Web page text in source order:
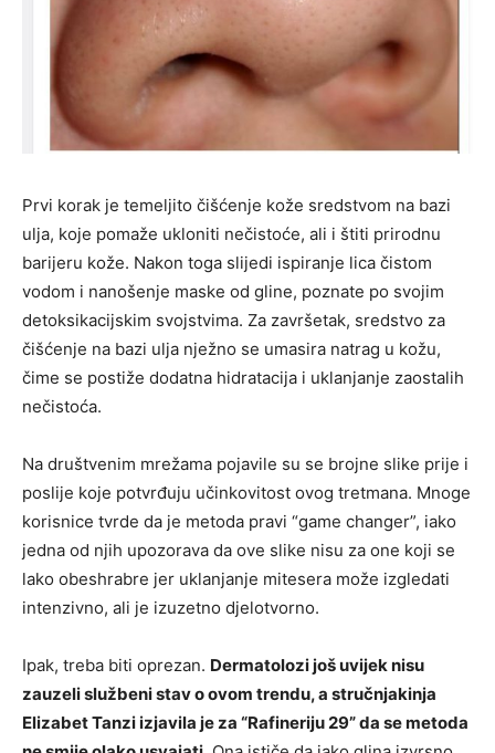
Prvi korak je temeljito čišćenje kože sredstvom na bazi
ulja, koje pomaže ukloniti nečistoće, ali i štiti prirodnu
barijeru kože. Nakon toga slijedi ispiranje lica čistom
vodom i nanošenje maske od gline, poznate po svojim
detoksikacijskim svojstvima. Za završetak, sredstvo za
čišćenje na bazi ulja nježno se umasira natrag u kožu,
čime se postiže dodatna hidratacija i uklanjanje zaostalih
nečistoća.
Na društvenim mrežama pojavile su se brojne slike prije i
poslije koje potvrđuju učinkovitost ovog tretmana. Mnoge
korisnice tvrde da je metoda pravi “game changer”, iako
jedna od njih upozorava da ove slike nisu za one koji se
lako obeshrabre jer uklanjanje mitesera može izgledati
intenzivno, ali je izuzetno djelotvorno.
Ipak, treba biti oprezan. Dermatolozi još uvijek nisu
zauzeli službeni stav o ovom trendu, a stručnjakinja
Elizabet Tanzi izjavila je za “Rafineriju 29” da se metoda